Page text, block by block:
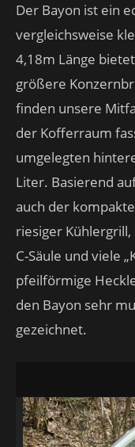
Der Bayon ist ein
vergleichsweise
4,18m Länge
größere
finden unsere
der Kofferraum
umgelegten
Liter. Basierend
auch der
riesiger
C-Säule und viele
pfeilförmige
den Bayon sehr
gezeichnet.